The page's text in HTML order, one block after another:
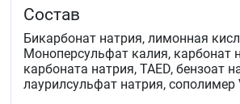
Состав
Бикарбонат натрия, лимонная
Моноперсульфат калия, карбонат
карбоната натрия, TAED, бензоат
лаурилсульфат натрия, сополимер